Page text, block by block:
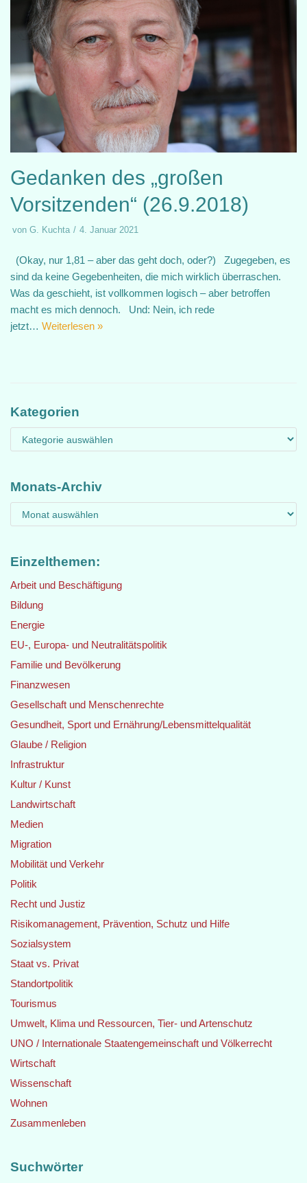
Gedanken des „großen
Vorsitzenden“ (26.9.2018)
von G. Kuchta 4. Januar 2021
(Okay, nur 1,81 – aber das geht doch, oder?) Zugegeben, es
sind da keine Gegebenheiten, die mich wirklich überraschen.
Was da geschieht, ist vollkommen logisch – aber betroffen
macht es mich dennoch. Und: Nein, ich rede
jetzt… Weiterlesen »
Kategorien
Monats-Archiv
Einzelthemen:
Arbeit und Beschäftigung
Bildung
Energie
EU-, Europa- und Neutralitätspolitik
Familie und Bevölkerung
Finanzwesen
Gesellschaft und Menschenrechte
Gesundheit, Sport und Ernährung/Lebensmittelqualität
Glaube / Religion
Infrastruktur
Kultur / Kunst
Landwirtschaft
Medien
Migration
Mobilität und Verkehr
Politik
Recht und Justiz
Risikomanagement, Prävention, Schutz und Hilfe
Sozialsystem
Staat vs. Privat
Standortpolitik
Tourismus
Umwelt, Klima und Ressourcen, Tier- und Artenschutz
UNO / Internationale Staatengemeinschaft und Völkerrecht
Wirtschaft
Wissenschaft
Wohnen
Zusammenleben
Suchwörter